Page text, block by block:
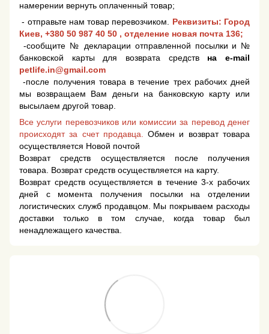
намерении вернуть оплаченный товар;
- отправьте нам товар перевозчиком. Реквизиты: Город
Киев, +380 50 987 40 50 , отделение новая почта 136;
-сообщите № декларации отправленной посылки и №
банковской карты для возврата средств на e-mail
petlife.in@gmail.com
-после получения товара в течение трех рабочих дней
мы возвращаем Вам деньги на банковскую карту или
высылаем другой товар.
Все услуги перевозчиков или комиссии за перевод денег
происходят за счет продавца.Обмен и возврат товара
осуществляется Новой почтой
Возврат средств осуществляется после получения
товара. Возврат средств осуществляется на карту.
Возврат средств осуществляется в течение 3-х рабочих
дней с момента получения посылки на отделении
логистических служб продавцом. Мы покрываем расходы
доставки только в том случае, когда товар был
ненадлежащего качества.